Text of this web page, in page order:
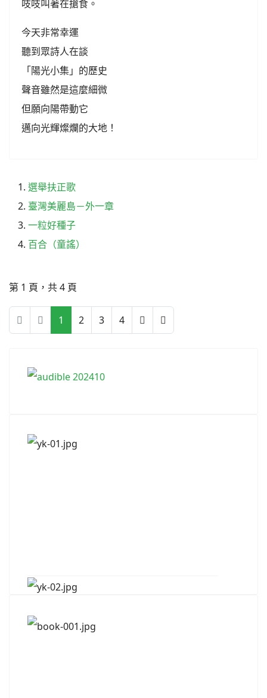
吱吱叫著在搶食。
今天非常幸運
聽到眾詩人在談
「陽光小集」的歷史
聲音雖然是這麼細微
但願向陽帶動它
邁向光輝燦爛的大地！
選舉扶正歌
臺灣美麗島－外一章
一粒好種子
百合（童謠）
第 1 頁，共 4 頁
1 2 3 4